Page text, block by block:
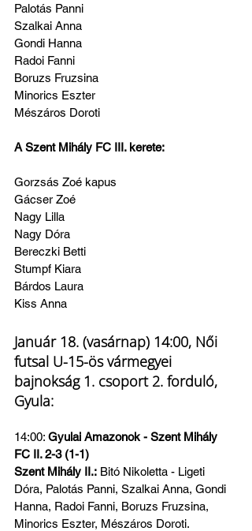
Palotás Panni
Szalkai Anna
Gondi Hanna
Radoi Fanni
Boruzs Fruzsina
Minorics Eszter
Mészáros Doroti
A Szent Mihály FC III. kerete:
Gorzsás Zoé kapus
Gácser Zoé
Nagy Lilla
Nagy Dóra
Bereczki Betti
Stumpf Kiara
Bárdos Laura
Kiss Anna
Január 18. (vasárnap) 14:00, Női
futsal U-15-ös vármegyei
bajnokság 1. csoport 2. forduló,
Gyula:
14:00: Gyulai Amazonok - Szent Mihály
FC II. 2-3 (1-1)
Szent Mihály II.: Bitó Nikoletta - Ligeti
Dóra, Palotás Panni, Szalkai Anna, Gondi
Hanna, Radoi Fanni, Boruzs Fruzsina,
Minorics Eszter, Mészáros Doroti.